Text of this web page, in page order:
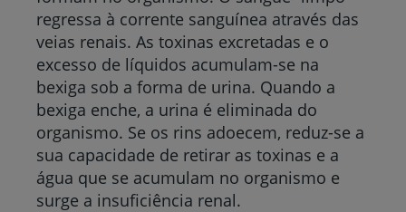
regressa à corrente sanguínea através das
veias renais. As toxinas excretadas e o
excesso de líquidos acumulam-se na
bexiga sob a forma de urina. Quando a
bexiga enche, a urina é eliminada do
organismo. Se os rins adoecem, reduz-se a
sua capacidade de retirar as toxinas e a
água que se acumulam no organismo e
surge a insuficiência renal.